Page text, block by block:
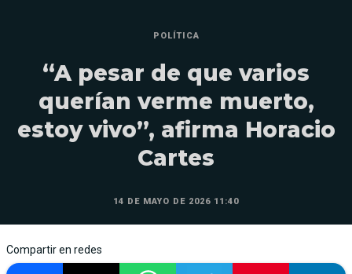
POLÍTICA
“A pesar de que varios
querían verme muerto,
estoy vivo”, afirma Horacio
Cartes
14 DE MAYO DE 2026 11:40
Compartir en redes